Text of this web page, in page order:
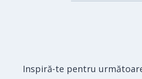
Inspiră-te pentru